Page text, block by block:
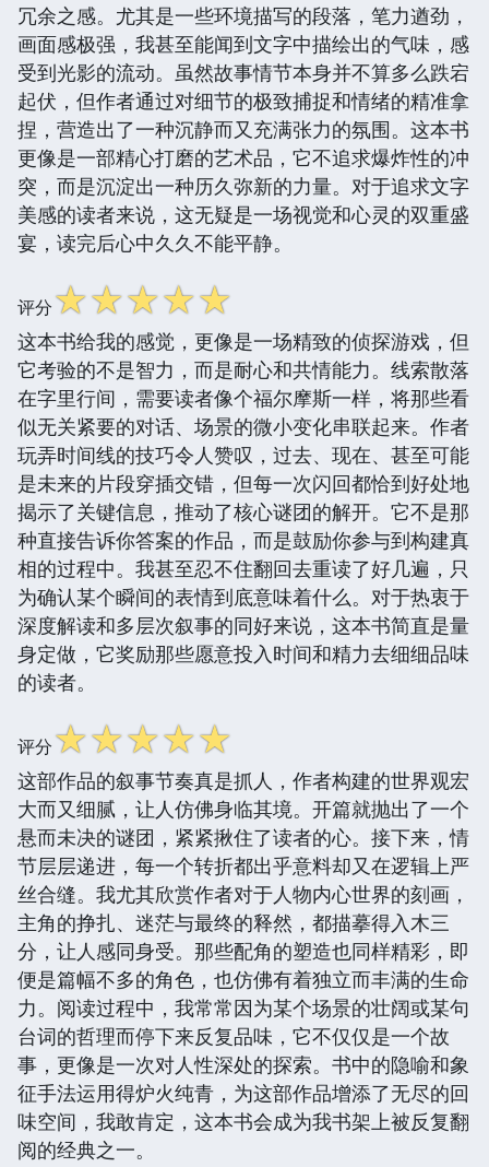
冗余之感。尤其是一些环境描写的段落，笔力遒劲，
画面感极强，我甚至能闻到文字中描绘出的气味，感
受到光影的流动。虽然故事情节本身并不算多么跌宕
起伏，但作者通过对细节的极致捕捉和情绪的精准拿
捏，营造出了一种沉静而又充满张力的氛围。这本书
更像是一部精心打磨的艺术品，它不追求爆炸性的冲
突，而是沉淀出一种历久弥新的力量。对于追求文字
美感的读者来说，这无疑是一场视觉和心灵的双重盛
宴，读完后心中久久不能平静。
评分☆☆☆☆☆
这本书给我的感觉，更像是一场精致的侦探游戏，但
它考验的不是智力，而是耐心和共情能力。线索散落
在字里行间，需要读者像个福尔摩斯一样，将那些看
似无关紧要的对话、场景的微小变化串联起来。作者
玩弄时间线的技巧令人赞叹，过去、现在、甚至可能
是未来的片段穿插交错，但每一次闪回都恰到好处地
揭示了关键信息，推动了核心谜团的解开。它不是那
种直接告诉你答案的作品，而是鼓励你参与到构建真
相的过程中。我甚至忍不住翻回去重读了好几遍，只
为确认某个瞬间的表情到底意味着什么。对于热衷于
深度解读和多层次叙事的同好来说，这本书简直是量
身定做，它奖励那些愿意投入时间和精力去细细品味
的读者。
评分☆☆☆☆☆
这部作品的叙事节奏真是抓人，作者构建的世界观宏
大而又细腻，让人仿佛身临其境。开篇就抛出了一个
悬而未决的谜团，紧紧揪住了读者的心。接下来，情
节层层递进，每一个转折都出乎意料却又在逻辑上严
丝合缝。我尤其欣赏作者对于人物内心世界的刻画，
主角的挣扎、迷茫与最终的释然，都描摹得入木三
分，让人感同身受。那些配角的塑造也同样精彩，即
便是篇幅不多的角色，也仿佛有着独立而丰满的生命
力。阅读过程中，我常常因为某个场景的壮阔或某句
台词的哲理而停下来反复品味，它不仅仅是一个故
事，更像是一次对人性深处的探索。书中的隐喻和象
征手法运用得炉火纯青，为这部作品增添了无尽的回
味空间，我敢肯定，这本书会成为我书架上被反复翻
阅的经典之一。